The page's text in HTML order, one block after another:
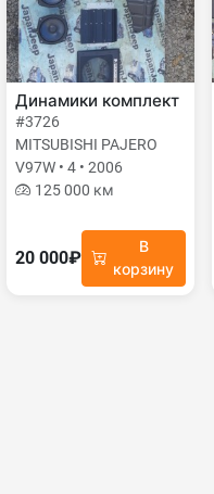
Динамики комплект
#3726
MITSUBISHI PAJERO
V97W • 4 • 2006
125 000 км
20 000₽
В
корзину